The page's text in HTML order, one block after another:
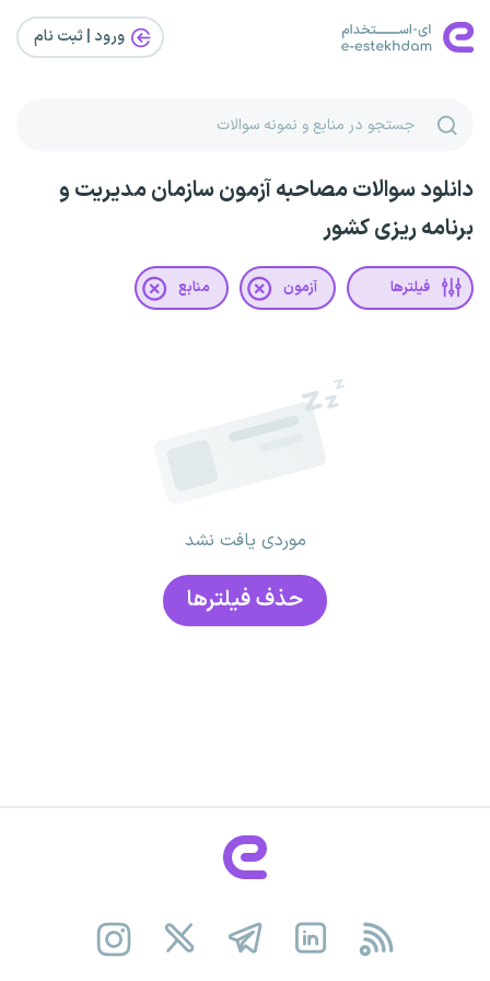
ورود | ثبت‌ نام
دانلود سوالات مصاحبه آزمون سازمان مدیریت و
برنامه ریزی کشور
فیلترها آزمون منابع
موردی یافت نشد
حذف فیلتر‌ها